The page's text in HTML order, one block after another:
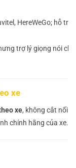
HereWeGo; hỗ
trợ lý giọng nói
xe
xe, không cắt nối
chính hãng của xe.